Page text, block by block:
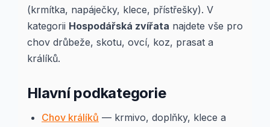
(krmítka, napáječky, klece, přístřešky). V
kategorii Hospodářská zvířata najdete vše pro
chov drůbeže, skotu, ovcí, koz, prasat a
králíků.
Hlavní podkategorie
Chov králíků — krmivo, doplňky, klece a